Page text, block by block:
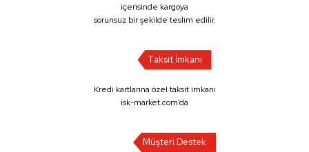
içerisinde kargoya
sorunsuz bir şekilde teslim edilir.
Taksit İmkanı
Kredi kartlarına özel taksit imkanı
isk-market.com’da
Müşteri Destek